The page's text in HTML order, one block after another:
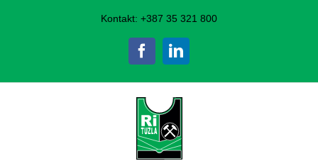
Kontakt: +387 35 321 800
FacebookLinkedIn